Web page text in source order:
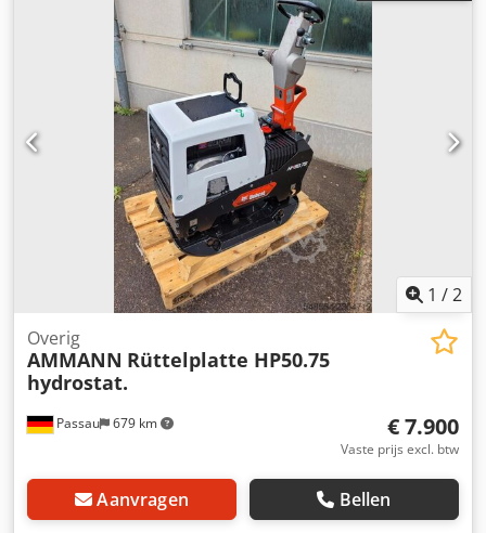
1 /2
Passau 679 km
Overig
AMMANN Rüttelplatte HP50.75
hydrostat.
€ 7.900
Vaste prijs excl. btw
Aanvragen Bellen